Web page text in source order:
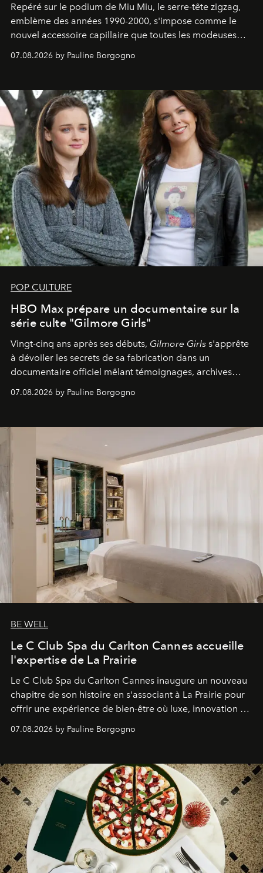
Repéré sur le podium de Miu Miu, le serre-tête zigzag,
emblème des années 1990-2000, s'impose comme le
nouvel accessoire capillaire que toutes les modeuses
07.08.2026 by Pauline Borgogno
POP CULTURE
HBO Max prépare un documentaire sur la
série culte "Gilmore Girls"
Vingt-cinq ans après ses débuts, Gilmore Girls s'apprête
à dévoiler les secrets de sa fabrication dans un
documentaire officiel mêlant témoignages, archives
générationnel.
07.08.2026 by Pauline Borgogno
BE WELL
Le C Club Spa du Carlton Cannes accueille
l'expertise de La Prairie
Le C Club Spa du Carlton Cannes inaugure un nouveau
chapitre de son histoire en s'associant à La Prairie pour
offrir une expérience de bien-être où luxe, innovation et
07.08.2026 by Pauline Borgogno